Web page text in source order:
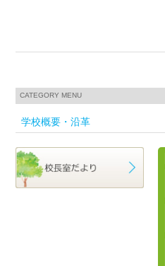
CATEGORY MENU
学校概要・沿革